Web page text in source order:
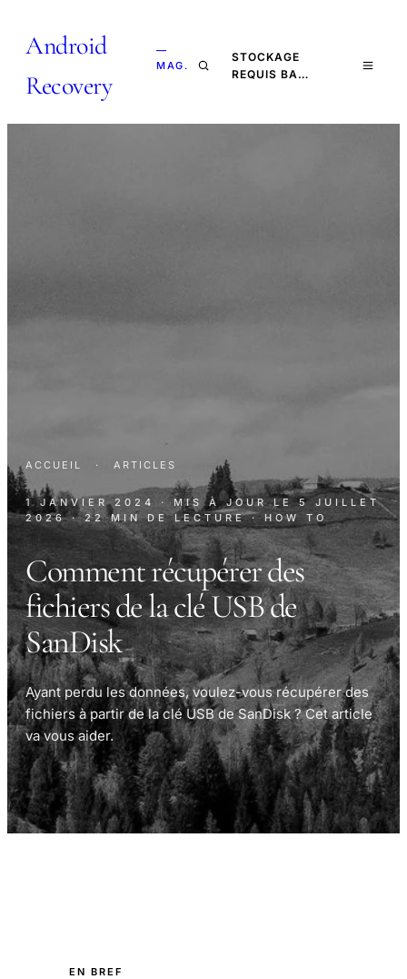
Android
Recovery
—
MAG.
STOCKAGE
REQUIS BA…
ACCUEIL · ARTICLES
1 JANVIER 2024 · MIS À JOUR LE5 JUILLET
2026 · 22 MIN DE LECTURE · HOW TO
Comment récupérer des
fichiers de la clé USB de
SanDisk
Ayant perdu les données, voulez-vous récupérer des
fichiers à partir de la clé USB de SanDisk ? Cet article
va vous aider.
EN BREF